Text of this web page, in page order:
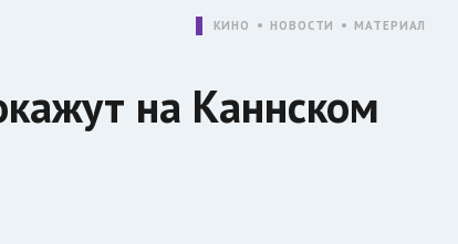
КИНО НОВОСТИ МАТЕРИАЛ
на Каннском